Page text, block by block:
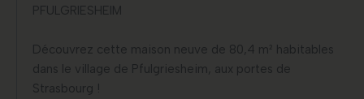
PFULGRIESHEIM
Découvrez cette maison neuve de 80,4 m² habitables
dans le village de Pfulgriesheim, aux portes de
Strasbourg !